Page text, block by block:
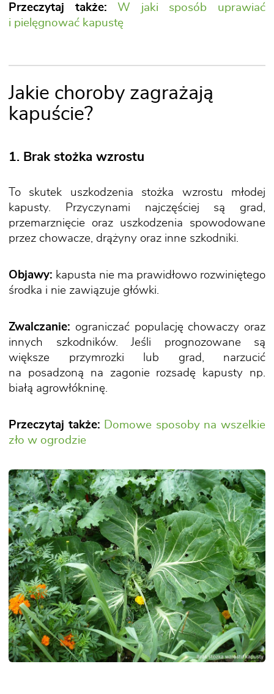
Przeczytaj także:
W jaki sposób uprawiać
i pielęgnować kapustę
Jakie choroby zagrażają
kapuście?
1. Brak stożka wzrostu
To skutek uszkodzenia stożka wzrostu młodej
kapusty. Przyczynami najczęściej są grad,
przemarznięcie oraz uszkodzenia spowodowane
przez chowacze, drążyny oraz inne szkodniki.
Objawy: kapusta nie ma prawidłowo rozwiniętego
środka i nie zawiązuje główki.
Zwalczanie: ograniczać populację chowaczy oraz
innych szkodników. Jeśli prognozowane są
większe przymrozki lub grad, narzucić
na posadzoną na zagonie rozsadę kapusty np.
białą agrowłókninę.
Przeczytaj także: Domowe sposoby na wszelkie
zło w ogrodzie